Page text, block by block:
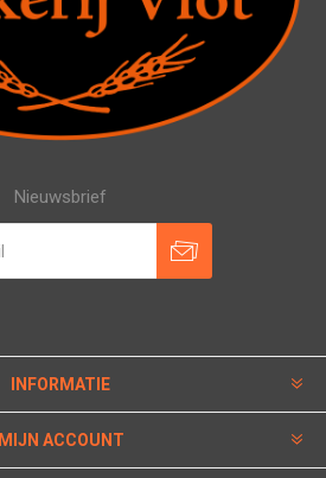
Nieuwsbrief
INFORMATIE
MIJN ACCOUNT